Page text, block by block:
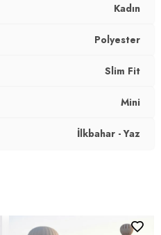
Kadın
Polyester
Slim Fit
Mini
İlkbahar - Yaz